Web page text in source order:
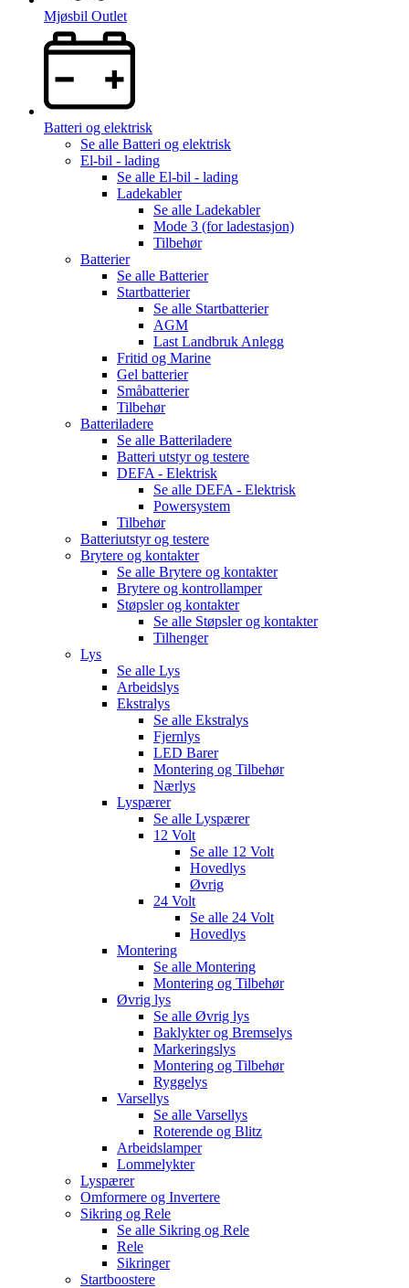
Mjøsbil Outlet
Batteri og elektrisk
Se alle Batteri og elektrisk
El-bil - lading
Se alle El-bil - lading
Ladekabler
Se alle Ladekabler
Mode 3 (for ladestasjon)
Tilbehør
Batterier
Se alle Batterier
Startbatterier
Se alle Startbatterier
AGM
Last Landbruk Anlegg
Fritid og Marine
Gel batterier
Småbatterier
Tilbehør
Batteriladere
Se alle Batteriladere
Batteri utstyr og testere
DEFA - Elektrisk
Se alle DEFA - Elektrisk
Powersystem
Tilbehør
Batteriutstyr og testere
Brytere og kontakter
Se alle Brytere og kontakter
Brytere og kontrollamper
Støpsler og kontakter
Se alle Støpsler og kontakter
Tilhenger
Lys
Se alle Lys
Arbeidslys
Ekstralys
Se alle Ekstralys
Fjernlys
LED Barer
Montering og Tilbehør
Nærlys
Lyspærer
Se alle Lyspærer
12 Volt
Se alle 12 Volt
Hovedlys
Øvrig
24 Volt
Se alle 24 Volt
Hovedlys
Montering
Se alle Montering
Montering og Tilbehør
Øvrig lys
Se alle Øvrig lys
Baklykter og Bremselys
Markeringslys
Montering og Tilbehør
Ryggelys
Varsellys
Se alle Varsellys
Roterende og Blitz
Arbeidslamper
Lommelykter
Lyspærer
Omformere og Invertere
Sikring og Rele
Se alle Sikring og Rele
Rele
Sikringer
Startboostere